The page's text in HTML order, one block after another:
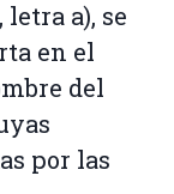
a), se
en el
del
por las